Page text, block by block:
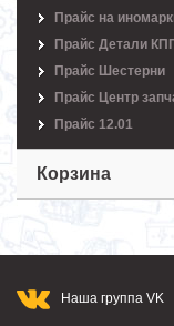
Прайс на
Прайс Детали
Прайс Шестерни
Прайс Центр
Прайс 12.01
Корзина
Наша группа VK